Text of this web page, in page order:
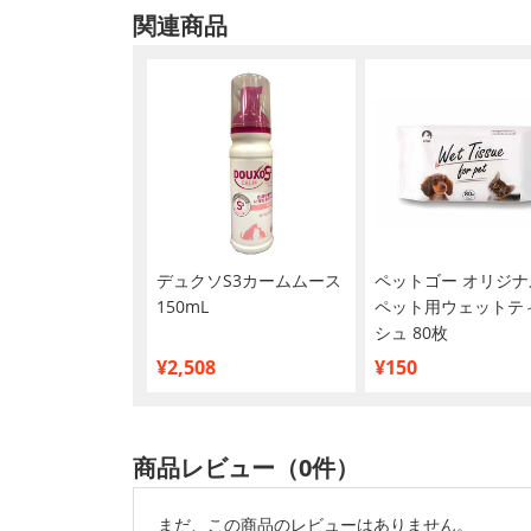
関連商品
デュクソS3カームムース
150mL
¥2,508
ペットゴー オリジ
ペット用ウェットテ
シュ 80枚
¥150
商品レビュー（0件）
まだ、この商品のレビューはありません。